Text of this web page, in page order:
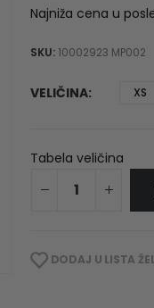
Najniža cena u
SKU: 10002923 MP002
VELIČINA XS
Tabela veličina
DODAJ U LISTA